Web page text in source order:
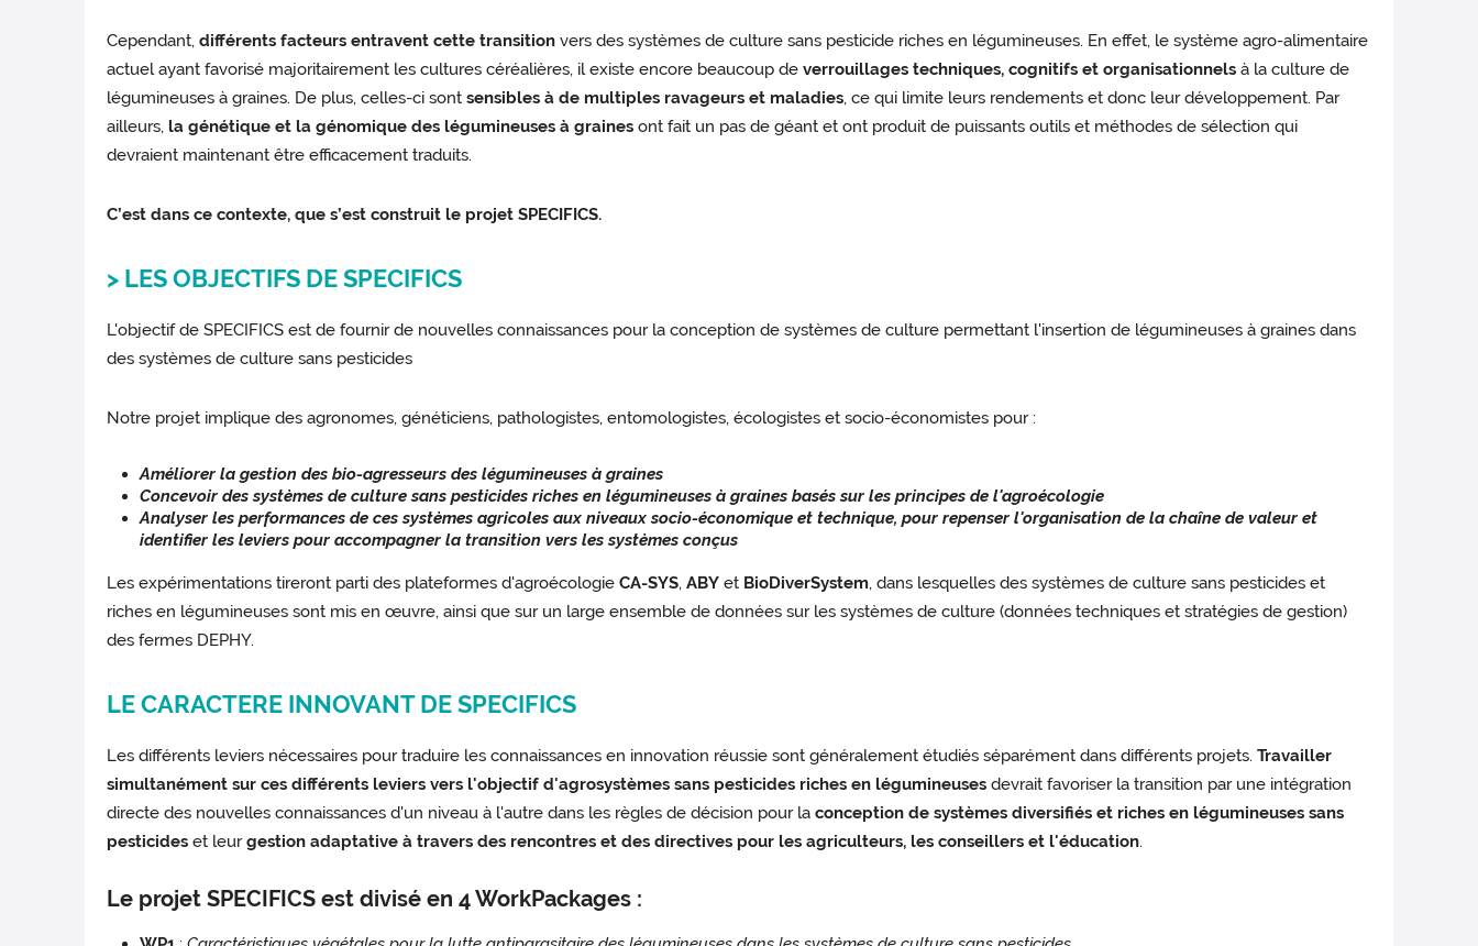
Cependant,différents facteurs entravent cette transition vers des systèmes de culture sans pesticide riches en légumineuses. En effet, le système agro-alimentaire
actuel ayant favorisé majoritairement les cultures céréalières, il existe encore beaucoup deverrouillages techniques, cognitifs et organisationnels à la culture de
légumineuses à graines. De plus, celles-ci sontsensibles à de multiples ravageurs et maladies, ce qui limite leurs rendements et donc leur développement. Par
ailleurs, la génétique et la génomique des légumineuses à graines ont fait un pas de géant et ont produit de puissants outils et méthodes de sélection qui
devraient maintenant être efficacement traduits.
C’est dans ce contexte, que s’est construit le projet SPECIFICS.
> LES OBJECTIFS DE SPECIFICS
L'objectif de SPECIFICS est de fournir de nouvelles connaissances pour la conception de systèmes de culture permettant l'insertion de légumineuses à graines dans
des systèmes de culture sans pesticides
Notre projet implique des agronomes, généticiens, pathologistes, entomologistes, écologistes et socio-économistes pour :
Améliorer la gestion des bio-agresseurs des légumineuses à graines
Concevoir des systèmes de culture sans pesticides riches en légumineuses à graines basés sur les principes de l'agroécologie
Analyser les performances de ces systèmes agricoles aux niveaux socio-économique et technique, pour repenser l'organisation de la chaîne de valeur et
identifier les leviers pour accompagner la transition vers les systèmes conçus
Les expérimentations tireront parti des plateformes d'agroécologieCA-SYS,ABY et BioDiverSystem, dans lesquelles des systèmes de culture sans pesticides et
riches en légumineuses sont mis en œuvre, ainsi que sur un large ensemble de données sur les systèmes de culture (données techniques et stratégies de gestion)
des fermes DEPHY.
LE CARACTERE INNOVANT DE SPECIFICS
Les différents leviers nécessaires pour traduire les connaissances en innovation réussie sont généralement étudiés séparément dans différents projets.Travailler
simultanément sur ces différents leviers vers l'objectif d'agrosystèmes sans pesticides riches en légumineuses devrait favoriser la transition par une intégration
directe des nouvelles connaissances d'un niveau à l'autre dans les règles de décision pour laconception de systèmes diversifiés et riches en légumineuses sans
pesticides et leurgestion adaptative à travers des rencontres et des directives pour les agriculteurs, les conseillers et l'éducation.
Le projet SPECIFICS est divisé en 4 WorkPackages :